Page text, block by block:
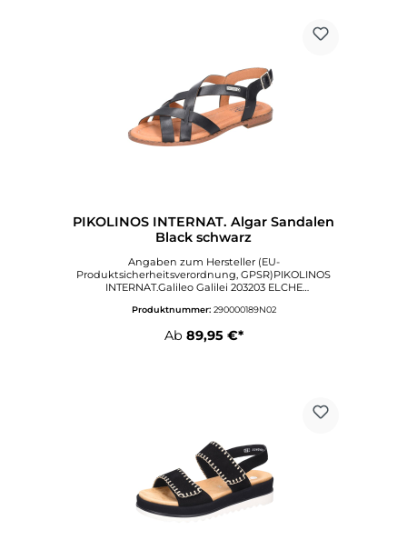
Keil-Sandalette Nappa Black. Diese Sandaletten
sind die perfekte Wahl für alle modebewussten
verzichten wollen. Bestellen Sie noch heute und
bereichern Sie Ihre Schuhkollektion mit diesem
exquisiten Paar Sandalen!Angaben zum Hersteller
(EU-Produktsicherheitsverordnung, GPSR)Gabor
Shoes AGJoachim-Gabor-Platz 183024
ROSENHEIMDeutschlandinfo@gabor.dewww.gabor.
com
PIKOLINOS INTERNAT. Algar Sandalen
Black schwarz
Angaben zum Hersteller (EU-
Produktsicherheitsverordnung, GPSR)PIKOLINOS
INTERNAT.Galileo Galilei 203203 ELCHE
Produktnummer: 290000189N02
Ab 89,95 €*